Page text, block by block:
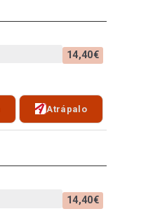
14,40€
Atrápalo
14,40€